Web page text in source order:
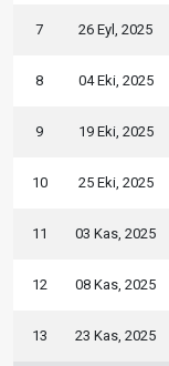
7 26 Eyl, 2025
8 04 Eki, 2025
9 19 Eki, 2025
10 25 Eki, 2025
11 03 Kas, 2025
12 08 Kas, 2025
13 23 Kas, 2025